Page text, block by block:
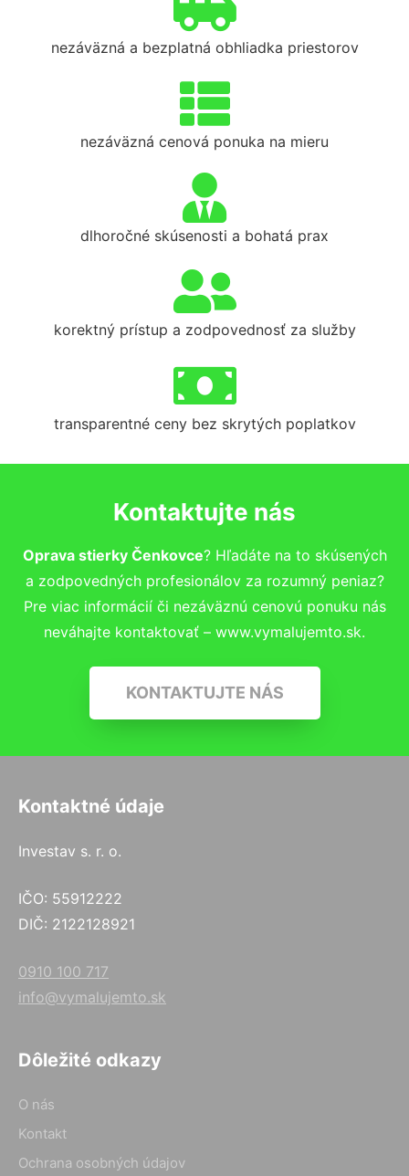
nezáväzná a bezplatná obhliadka priestorov
nezáväzná cenová ponuka na mieru
dlhoročné skúsenosti a bohatá prax
korektný prístup a zodpovednosť za služby
transparentné ceny bez skrytých poplatkov
Kontaktujte nás
Oprava stierky Čenkovce? Hľadáte na to skúsených
a zodpovedných profesionálov za rozumný peniaz?
Pre viac informácií či nezáväznú cenovú ponuku nás
neváhajte kontaktovať – www.vymalujemto.sk.
KONTAKTUJTE NÁS
Kontaktné údaje
Investav s. r. o.
IČO: 55912222
DIČ: 2122128921
0910 100 717
info@vymalujemto.sk
Dôležité odkazy
O nás
Kontakt
Ochrana osobných údajov